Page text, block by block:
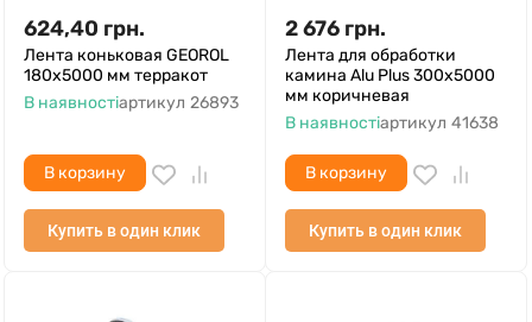
624,40 грн.
Лента коньковая GEOROL
180х5000 мм терракот
В наявностіартикул 26893
В корзину
Купить в один клик
2 676 грн.
Лента для обработки
камина Alu Plus 300х5000
мм коричневая
В наявностіартикул 41638
В корзину
Купить в один клик